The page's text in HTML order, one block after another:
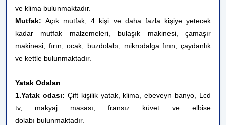
ve klima bulunmaktadır.
Mutfak:Açık mutfak, 4 kişi ve daha fazla kişiye yetecek
kadar mutfak malzemeleri, bulaşık makinesi, çamaşır
makinesi, fırın, ocak, buzdolabı, mikrodalga fırın, çaydanlık
ve kettle bulunmaktadır.
Yatak Odaları
1.Yatak odası: Çift kişilik yatak, klima, ebeveyn banyo, Lcd
tv, makyaj masası, fransız küvet ve elbise
dolabı bulunmaktadır.